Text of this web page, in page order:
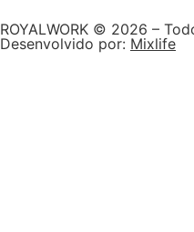
ROYALWORK © 2026 –
Desenvolvido por: Mixlife